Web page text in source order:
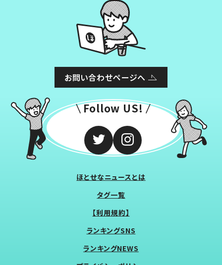
お問い合わせページへ
Follow US!
ほとせなニュースとは
タグ一覧
【利用規約】
ランキングSNS
ランキングNEWS